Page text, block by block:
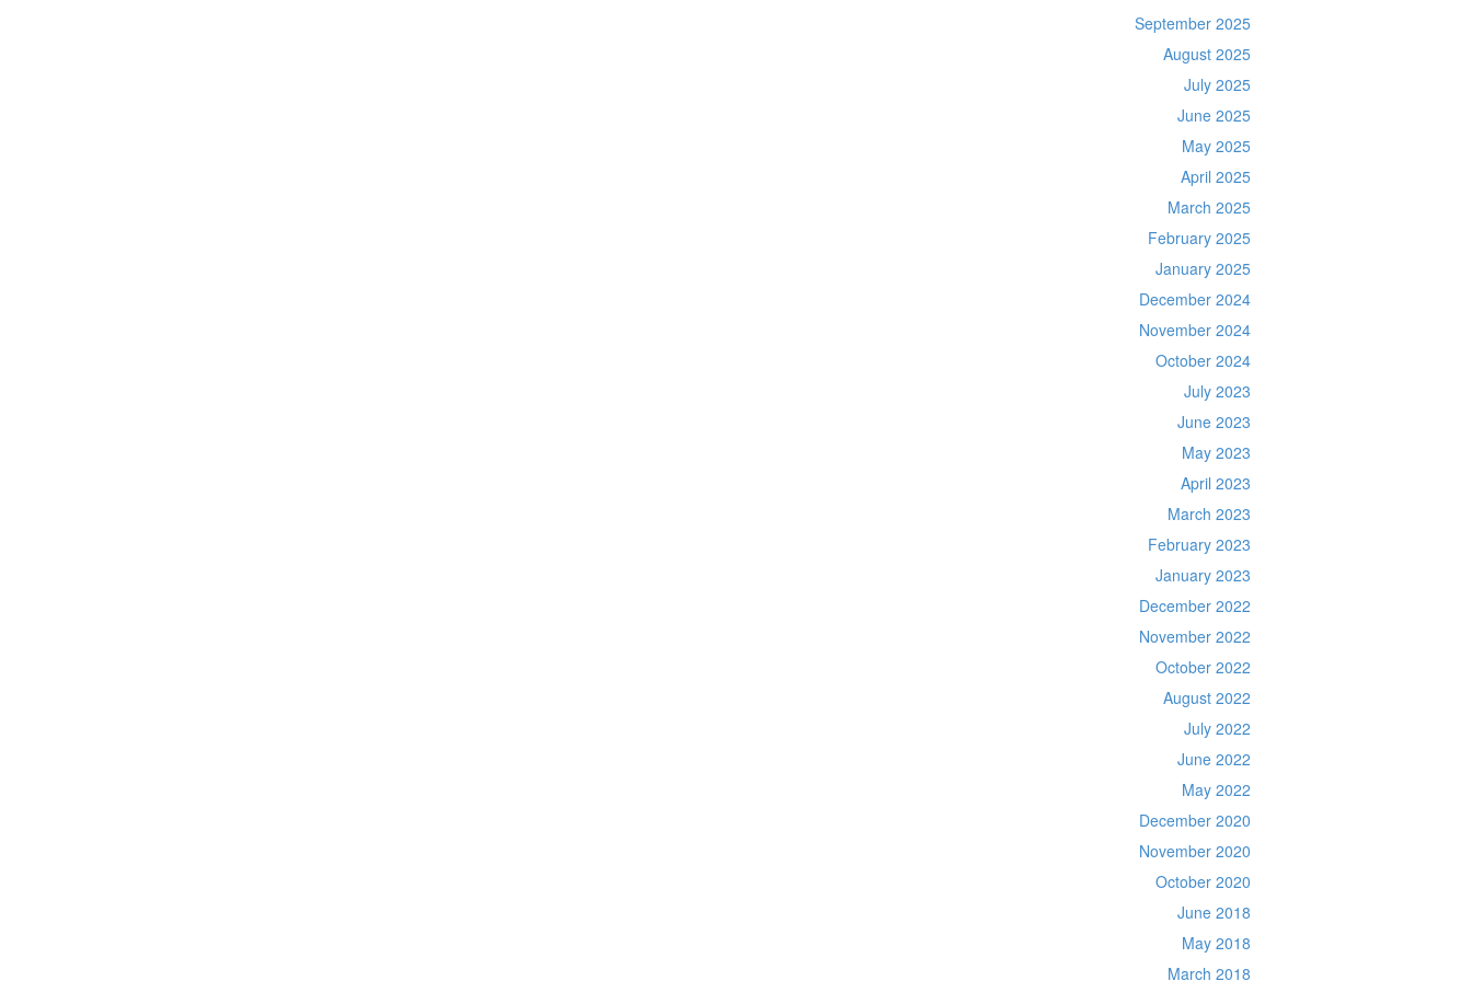
September 2025
August 2025
July 2025
June 2025
May 2025
April 2025
March 2025
February 2025
January 2025
December 2024
November 2024
October 2024
July 2023
June 2023
May 2023
April 2023
March 2023
February 2023
January 2023
December 2022
November 2022
October 2022
August 2022
July 2022
June 2022
May 2022
December 2020
November 2020
October 2020
June 2018
May 2018
March 2018